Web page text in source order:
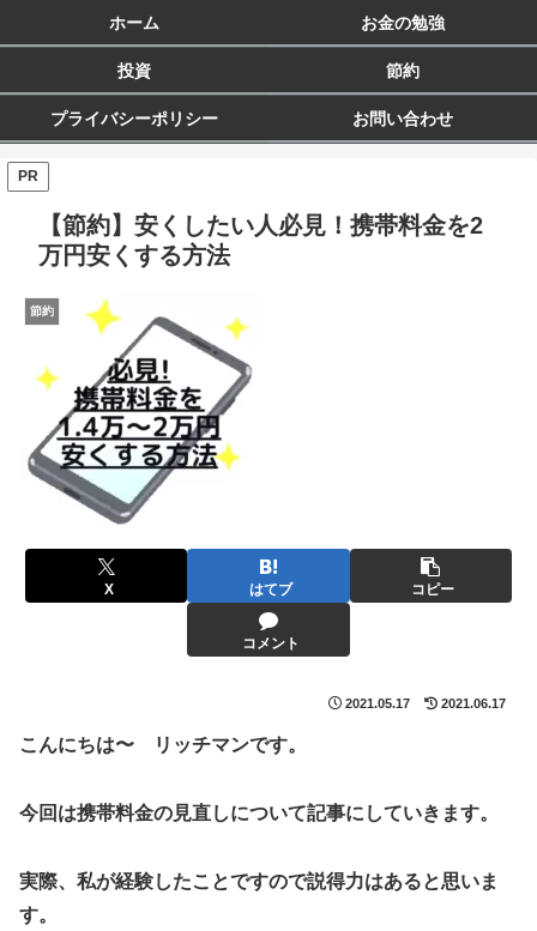
ホーム お金の勉強
投資 節約
プライバシーポリシー お問い合わせ
PR
【節約】安くしたい人必見！携帯料金を2
万円安くする方法
節約
X はてブ コピー
コメント
2021.05.17 2021.06.17
こんにちは〜 リッチマンです。
今回は携帯料金の見直しについて記事にしていきます。
実際、私が経験したことですので説得力はあると思いま
す。